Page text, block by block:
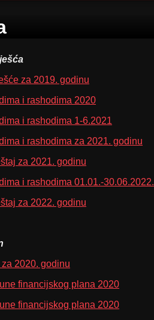
za 2019. godinu
i rashodima 2020
i rashodima 1-6.2021
i rashodima za 2021. godinu
za 2021. godinu
i rashodima 01.01.-30.06.2022.
za 2022. godinu
2020. godinu
financijskog plana 2020
financijskog plana 2020